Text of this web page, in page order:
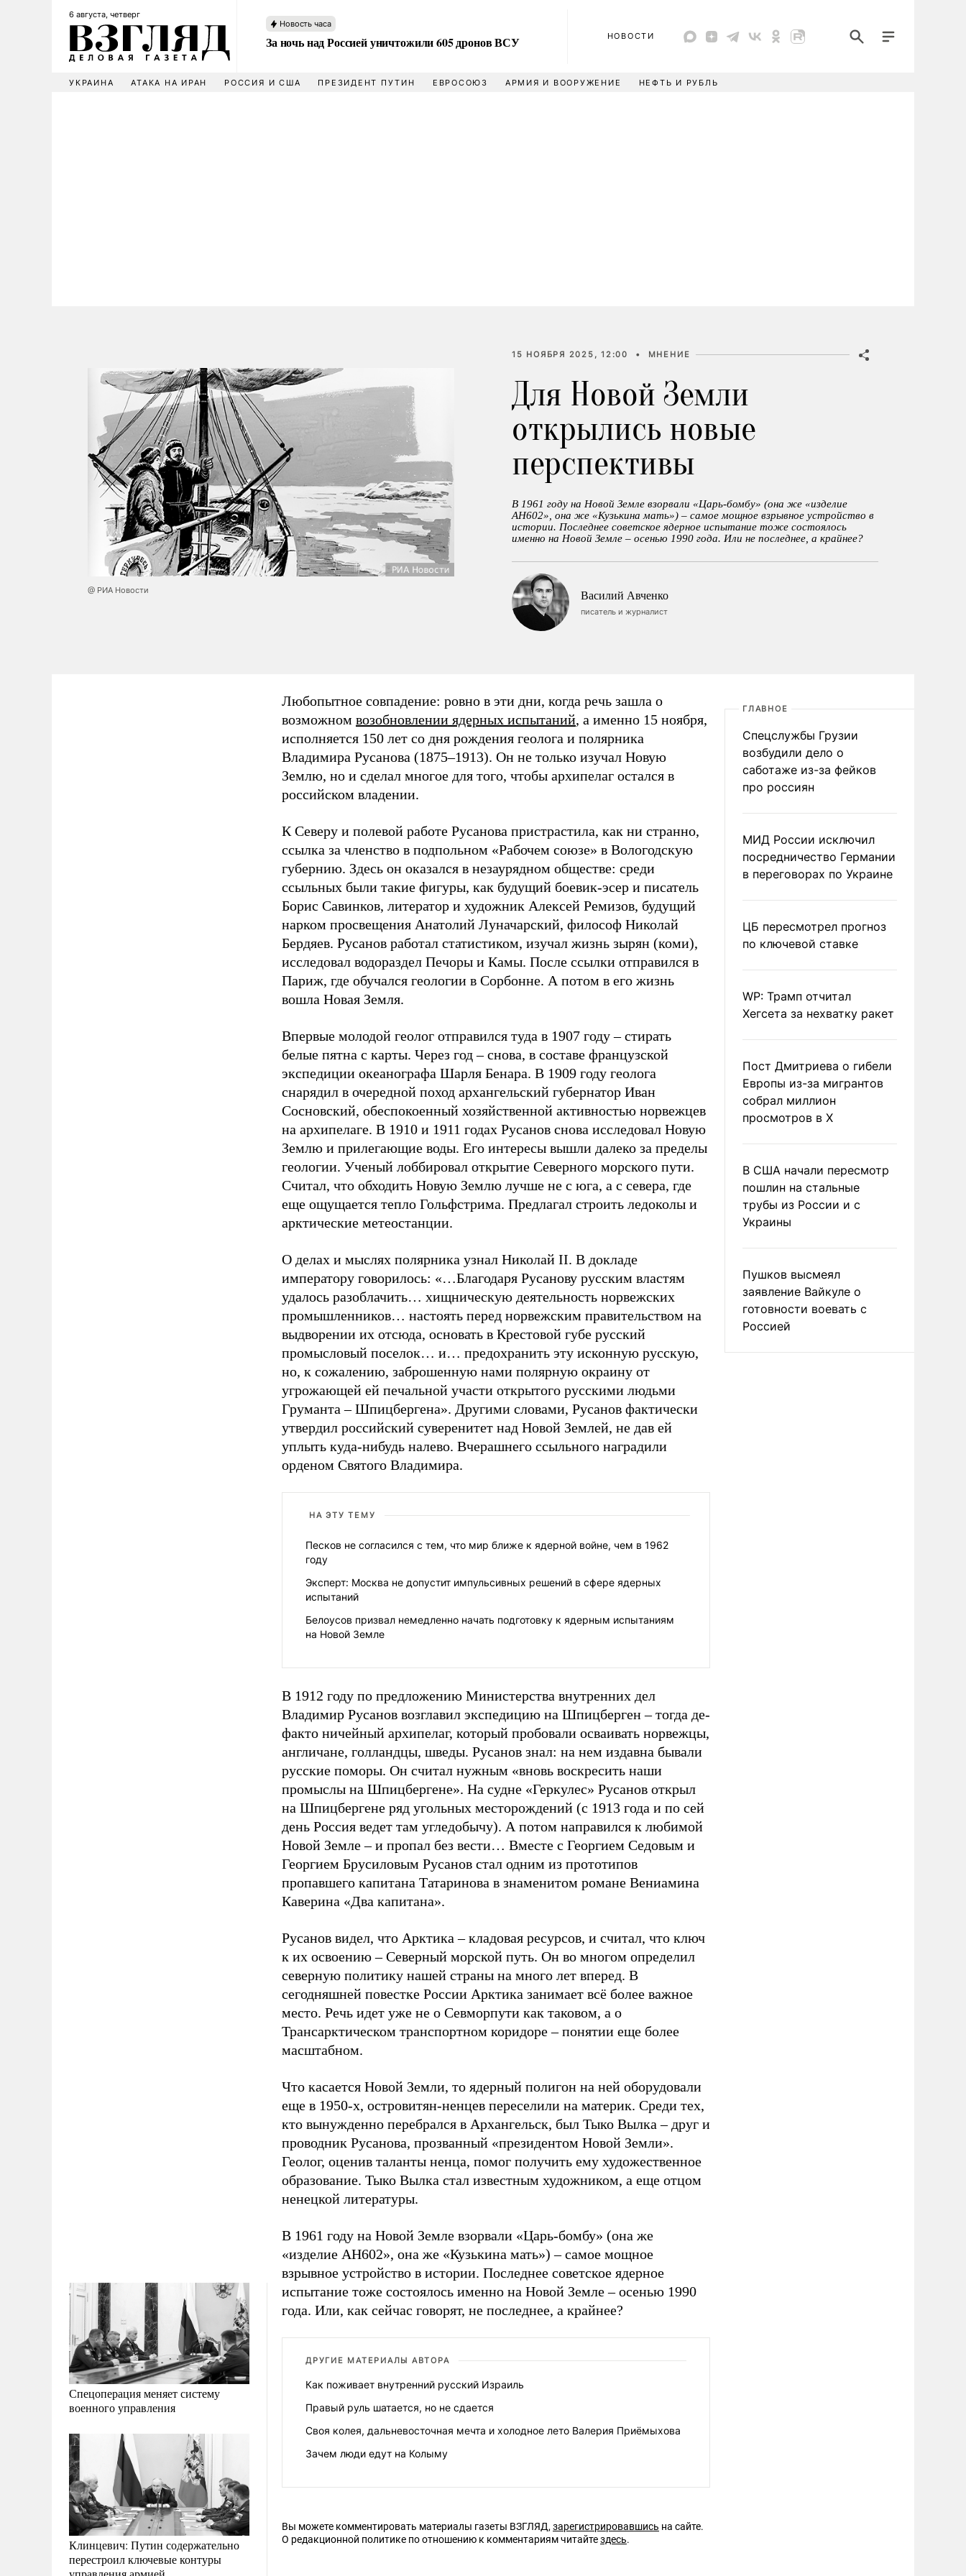
6 августа, четверг
Новость часа
За ночь над Россией уничтожили 605 дронов ВСУ НОВОСТИ
УКРАИНА АТАКА НА ИРАН РОССИЯ И США ПРЕЗИДЕНТ ПУТИН ЕВРОСОЮЗ АРМИЯ И ВООРУЖЕНИЕ НЕФТЬ И РУБЛЬ
@ РИА Новости
15 НОЯБРЯ 2025, 12:00 • МНЕНИЕ
Для Новой Земли
открылись новые
перспективы
В 1961 году на Новой Земле взорвали «Царь-бомбу» (она же «изделие
АН602», она же «Кузькина мать») – самое мощное взрывное устройство в
истории. Последнее советское ядерное испытание тоже состоялось
именно на Новой Земле – осенью 1990 года. Или не последнее, а крайнее?
Василий Авченко
писатель и журналист
Спецоперация меняет систему
военного управления
Клинцевич: Путин содержательно
перестроил ключевые контуры
Любопытное совпадение: ровно в эти дни, когда речь зашла о
возможном возобновлении ядерных испытаний, а именно 15 ноября,
исполняется 150 лет со дня рождения геолога и полярника
Владимира Русанова (1875–1913). Он не только изучал Новую
Землю, но и сделал многое для того, чтобы архипелаг остался в
российском владении.
К Северу и полевой работе Русанова пристрастила, как ни странно,
ссылка за членство в подпольном «Рабочем союзе» в Вологодскую
губернию. Здесь он оказался в незаурядном обществе: среди
ссыльных были такие фигуры, как будущий боевик-эсер и писатель
Борис Савинков, литератор и художник Алексей Ремизов, будущий
нарком просвещения Анатолий Луначарский, философ Николай
Бердяев. Русанов работал статистиком, изучал жизнь зырян (коми),
исследовал водораздел Печоры и Камы. После ссылки отправился в
Париж, где обучался геологии в Сорбонне. А потом в его жизнь
вошла Новая Земля.
Впервые молодой геолог отправился туда в 1907 году – стирать
белые пятна с карты. Через год – снова, в составе французской
экспедиции океанографа Шарля Бенара. В 1909 году геолога
снарядил в очередной поход архангельский губернатор Иван
Сосновский, обеспокоенный хозяйственной активностью норвежцев
на архипелаге. В 1910 и 1911 годах Русанов снова исследовал Новую
Землю и прилегающие воды. Его интересы вышли далеко за пределы
геологии. Ученый лоббировал открытие Северного морского пути.
Считал, что обходить Новую Землю лучше не с юга, а с севера, где
еще ощущается тепло Гольфстрима. Предлагал строить ледоколы и
арктические метеостанции.
О делах и мыслях полярника узнал Николай II. В докладе
императору говорилось: «…Благодаря Русанову русским властям
удалось разоблачить… хищническую деятельность норвежских
промышленников… настоять перед норвежским правительством на
выдворении их отсюда, основать в Крестовой губе русский
промысловый поселок… и… предохранить эту исконную русскую,
но, к сожалению, заброшенную нами полярную окраину от
угрожающей ей печальной участи открытого русскими людьми
Груманта – Шпицбергена». Другими словами, Русанов фактически
утвердил российский суверенитет над Новой Землей, не дав ей
уплыть куда-нибудь налево. Вчерашнего ссыльного наградили
орденом Святого Владимира.
НА ЭТУ ТЕМУ
Песков не согласился с тем, что мир ближе к ядерной войне, чем в 1962
году
Эксперт: Москва не допустит импульсивных решений в сфере ядерных
испытаний
Белоусов призвал немедленно начать подготовку к ядерным испытаниям
на Новой Земле
В 1912 году по предложению Министерства внутренних дел
Владимир Русанов возглавил экспедицию на Шпицберген – тогда де-
факто ничейный архипелаг, который пробовали осваивать норвежцы,
англичане, голландцы, шведы. Русанов знал: на нем издавна бывали
русские поморы. Он считал нужным «вновь воскресить наши
промыслы на Шпицбергене». На судне «Геркулес» Русанов открыл
на Шпицбергене ряд угольных месторождений (с 1913 года и по сей
день Россия ведет там угледобычу). А потом направился к любимой
Новой Земле – и пропал без вести… Вместе с Георгием Седовым и
Георгием Брусиловым Русанов стал одним из прототипов
пропавшего капитана Татаринова в знаменитом романе Вениамина
Каверина «Два капитана».
Русанов видел, что Арктика – кладовая ресурсов, и считал, что ключ
к их освоению – Северный морской путь. Он во многом определил
северную политику нашей страны на много лет вперед. В
сегодняшней повестке России Арктика занимает всё более важное
место. Речь идет уже не о Севморпути как таковом, а о
Трансарктическом транспортном коридоре – понятии еще более
масштабном.
Что касается Новой Земли, то ядерный полигон на ней оборудовали
еще в 1950-х, островитян-ненцев переселили на материк. Среди тех,
кто вынужденно перебрался в Архангельск, был Тыко Вылка – друг и
проводник Русанова, прозванный «президентом Новой Земли».
Геолог, оценив таланты ненца, помог получить ему художественное
образование. Тыко Вылка стал известным художником, а еще отцом
ненецкой литературы.
В 1961 году на Новой Земле взорвали «Царь-бомбу» (она же
«изделие АН602», она же «Кузькина мать») – самое мощное
взрывное устройство в истории. Последнее советское ядерное
испытание тоже состоялось именно на Новой Земле – осенью 1990
года. Или, как сейчас говорят, не последнее, а крайнее?
ДРУГИЕ МАТЕРИАЛЫ АВТОРА
Как поживает внутренний русский Израиль
Правый руль шатается, но не сдается
Своя колея, дальневосточная мечта и холодное лето Валерия Приёмыхова
Зачем люди едут на Колыму
Вы можете комментировать материалы газеты ВЗГЛЯД, зарегистрировавшись на сайте.
О редакционной политике по отношению к комментариям читайтездесь.
ГЛАВНОЕ
Спецслужбы Грузии
возбудили дело о
саботаже из-за фейков
про россиян
МИД России исключил
посредничество Германии
в переговорах по Украине
ЦБ пересмотрел прогноз
по ключевой ставке
WP: Трамп отчитал
Хегсета за нехватку ракет
Пост Дмитриева о гибели
Европы из-за мигрантов
собрал миллион
просмотров в X
В США начали пересмотр
пошлин на стальные
трубы из России и с
Украины
Пушков высмеял
заявление Вайкуле о
готовности воевать с
Россией